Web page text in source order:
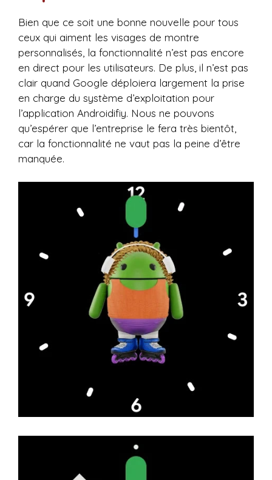
Bien que ce soit une bonne nouvelle pour tous
ceux qui aiment les visages de montre
personnalisés, la fonctionnalité n’est pas encore
en direct pour les utilisateurs. De plus, il n’est pas
clair quand Google déploiera largement la prise
en charge du système d’exploitation pour
l’application Androidifiy. Nous ne pouvons
qu’espérer que l’entreprise le fera très bientôt,
car la fonctionnalité ne vaut pas la peine d’être
manquée.